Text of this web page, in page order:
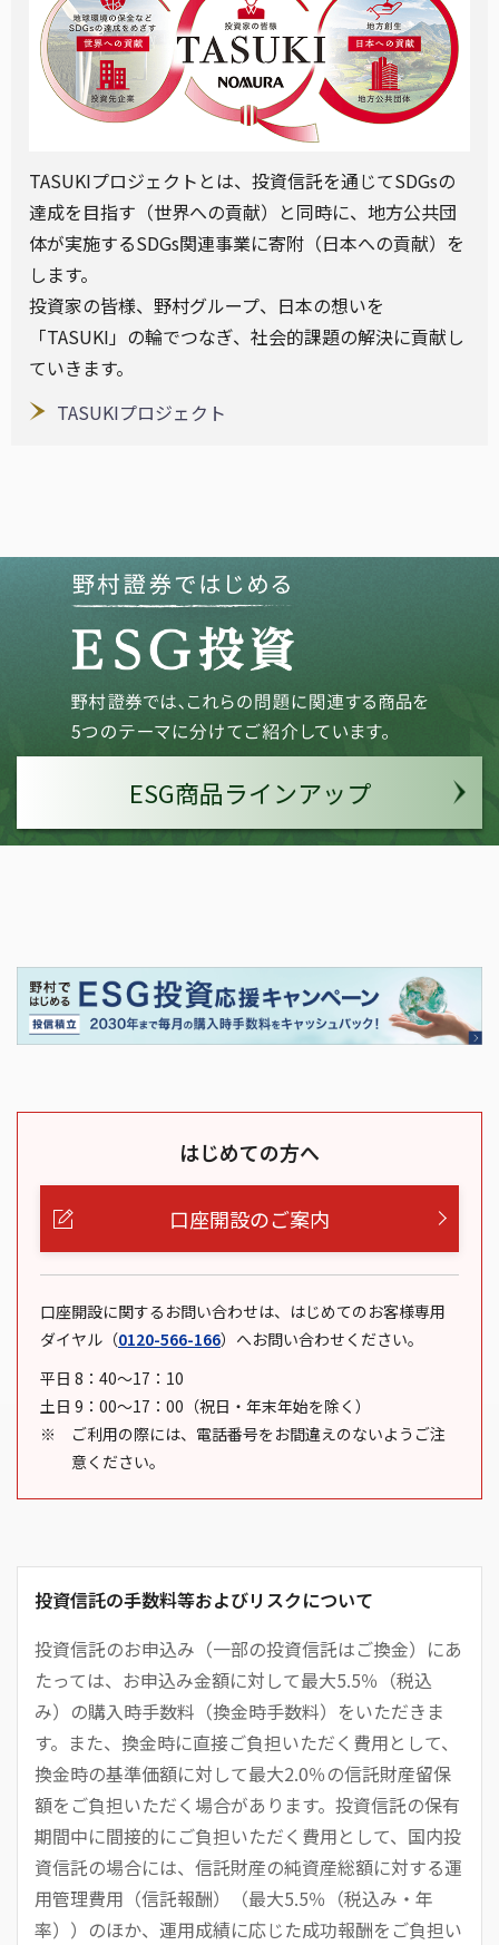
TASUKIプロジェクトとは、投資信託を通じてSDGsの
達成を目指す（世界への貢献）と同時に、地方公共団
体が実施するSDGs関連事業に寄附（日本への貢献）を
します。
投資家の皆様、野村グループ、日本の想いを
「TASUKI」の輪でつなぎ、社会的課題の解決に貢献し
ていきます。
TASUKIプロジェクト
ESG商品ラインアップ
はじめての方へ
口座開設のご案内
口座開設に関するお問い合わせは、はじめてのお客様専用
ダイヤル （0120-566-166） へお問い合わせください。
平日 8：40～17：10
土日 9：00～17：00（祝日・年末年始を除く）
ご利用の際には、電話番号をお間違えのないようご注
意ください。
投資信託の手数料等およびリスクについて
投資信託のお申込み（一部の投資信託はご換金）にあ
たっては、お申込み金額に対して最大5.5％（税込
み）の購入時手数料（換金時手数料）をいただきま
す。また、換金時に直接ご負担いただく費用として、
換金時の基準価額に対して最大2.0％の信託財産留保
額をご負担いただく場合があります。投資信託の保有
期間中に間接的にご負担いただく費用として、国内投
資信託の場合には、信託財産の純資産総額に対する運
用管理費用（信託報酬）（最大5.5％（税込み・年
率））のほか、運用成績に応じた成功報酬をご負担い